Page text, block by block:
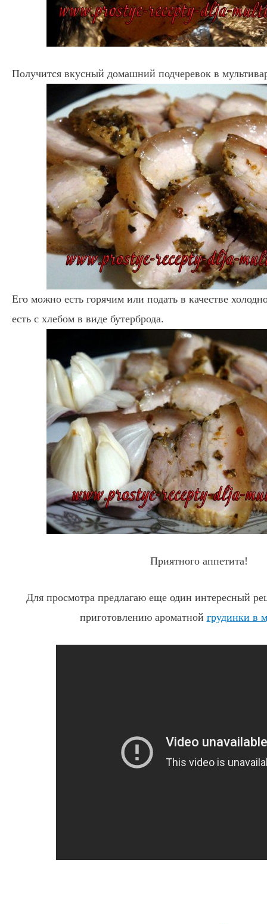
Получится вкусный домашний подчеревок в
Его можно есть горячим или подать в качестве
есть с хлебом в виде бутерброда.
Приятного аппетита!
Для просмотра предлагаю еще один интересный
приготовлению ароматной грудинки в